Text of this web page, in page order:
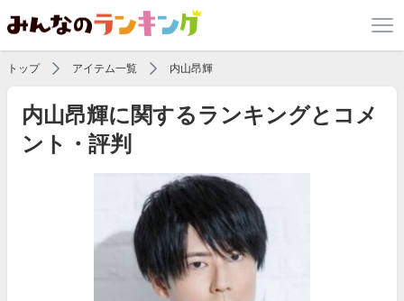
トップ アイテム一覧 内山昂輝
内山昂輝に関するランキングとコメ
ント・評判